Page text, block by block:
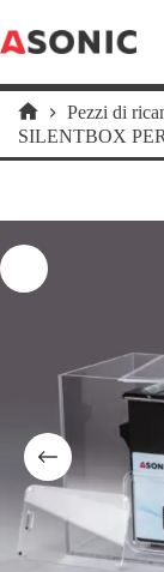
al
contenuto
Home
Pezzi di
SILENTBOX